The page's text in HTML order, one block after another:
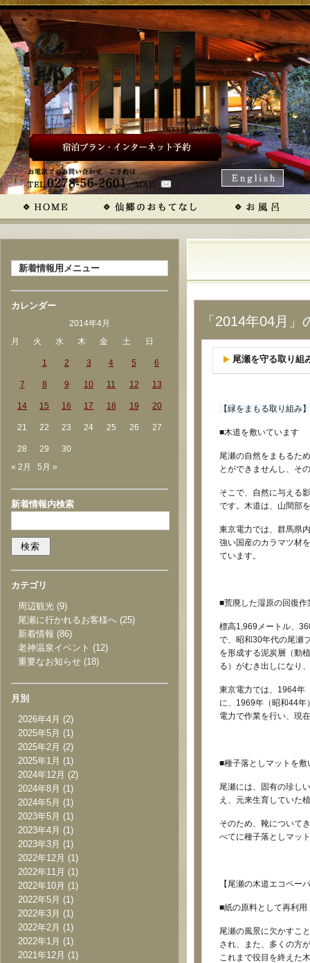
「2014年04月」
尾瀬を守る取り組
【緑をまもる取り組み】
■木道を敷いています
尾瀬の自然をまもるた
とができませんし、そ
そこで、自然に与える
です。木道は、山間部
東京電力では、群馬県
強い国産のカラマツ材
ています。
■荒廃した湿原の回復
標高1,969メートル、
で、昭和30年代の尾瀬
を形成する泥炭層（動
る）がむき出しになり
東京電力では、1964年
に、1969年（昭和44年
電力で作業を行い、現
■種子落としマットを敷
尾瀬には、固有の珍し
え、元来生育していた
そのため、靴について
べてに種子落としマッ
【尾瀬の木道エコペー
■紙の原料として再利用
尾瀬の風景に欠かすこ
され、また、多くの方
これまで役目を終えた
新着情報用メニュー
カレンダー
2014年4月
月
火 水 木 金 土 日
1 2 3 4 5 6
7 8 9 10 11 12 13
14 15 16 17 18 19 20
21 22 23 24 25 26 27
28 29
30
« 2月
5月 »
新着情報内検索
カテゴリ
周辺観光 (9)
尾瀬に行かれるお客様へ (25)
新着情報 (86)
老神温泉イベント (12)
重要なお知らせ (18)
月別
2026年4月 (2)
2025年5月 (1)
2025年2月 (2)
2025年1月 (1)
2024年12月 (2)
2024年8月 (1)
2024年5月 (1)
2023年5月 (1)
2023年4月 (1)
2023年3月 (1)
2022年12月 (1)
2022年11月 (1)
2022年10月 (1)
2022年5月 (1)
2022年3月 (1)
2022年2月 (1)
2022年1月 (1)
2021年12月 (1)